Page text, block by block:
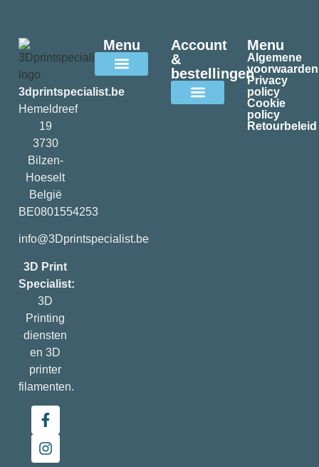
3dprintspecialist.be
Hemeldreef
19
3730
Bilzen-
Hoeselt
België
BE0801554253
info@3Dprintspecialist.be
3D Print
Specialist:
3D
Printing
diensten
en 3D
printer
filamenten.
Menu
Account
&
bestellingen
Menu
Algemene
voorwaarden
Privacy
policy
Cookie
policy
Retourbeleid